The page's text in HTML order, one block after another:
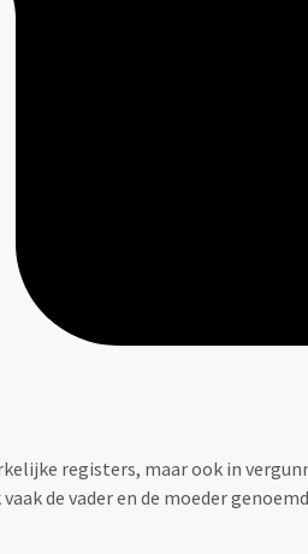
registers, maar ook in
de vader en de moeder